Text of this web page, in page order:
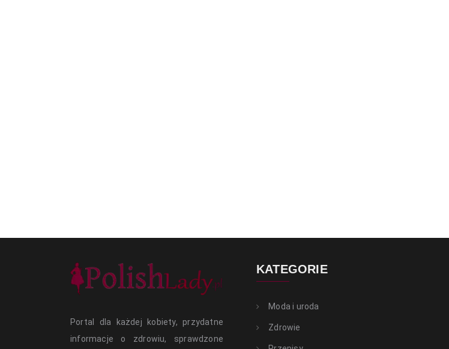
Portal dla każdej kobiety, przydatne
informacje o zdrowiu, sprawdzone
KATEGORIE
Moda i uroda
Zdrowie